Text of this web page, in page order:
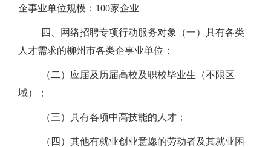
企事业单位规模： 100家企业
四、网络招聘专项行动服务对象
（一）具有各类
人才需求的柳州市各类企事业单位；
（二）应届及历届高校及职校毕业生（不限区
域）；
（三）具有各项中高技能的人才；
（四）其他有就业创业意愿的劳动者及其就业困